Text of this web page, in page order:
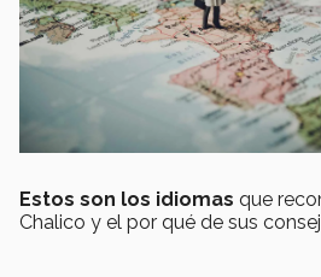
Estos son los idiomas que
Chalico y el por qué de sus